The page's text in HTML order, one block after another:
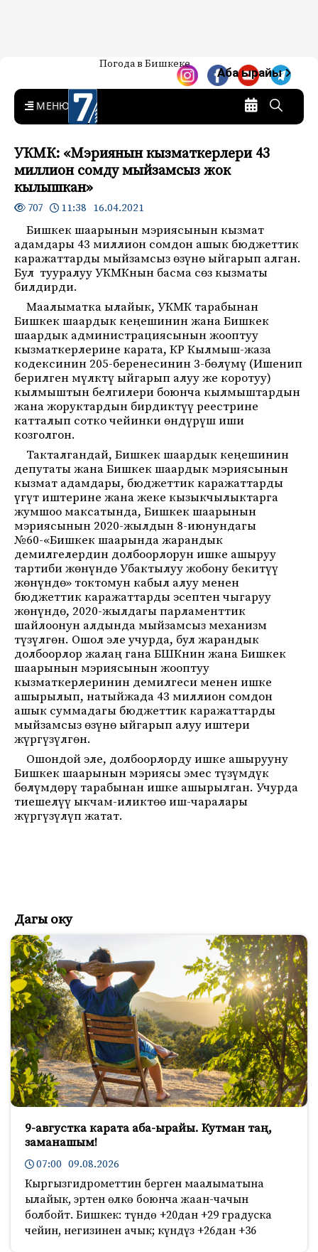
7-канал. Жаңылыктар —
Кыргызстан
Жаңылыктар — Кыргызстан
Погода в Бишкеке
Аба ырайы
MENU
УКМК: «Мэриянын кызматкерлери 43
миллион сомду мыйзамсыз жок
кылышкан»
707 11:38 16.04.2021
Бишкек шаарынын мэриясынын кызмат
адамдары 43 миллион сомдон ашык бюджеттик
каражаттарды мыйзамсыз өзүнө ыйгарып алган.
Бул тууралуу УКМКнын басма сөз кызматы
билдирди.
Маалыматка ылайык, УКМК тарабынан
Бишкек шаардык кеңешинин жана Бишкек
шаардык администрациясынын жооптуу
кызматкерлерине карата, КР Кылмыш-жаза
кодексинин 205-беренесинин 3-бөлүмү (Ишенип
берилген мүлктү ыйгарып алуу же коротуу)
кылмыштын белгилери боюнча кылмыштардын
жана жоруктардын бирдиктүү реестрине
катталып сотко чейинки өндүрүш иши
козголгон.
Такталгандай, Бишкек шаардык кеңешинин
депутаты жана Бишкек шаардык мэриясынын
кызмат адамдары, бюджеттик каражаттарды
үгүт иштерине жана жеке кызыкчылыктарга
жумшоо максатында, Бишкек шаарынын
мэриясынын 2020-жылдын 8-июнундагы
№60-«Бишкек шаарында жарандык
демилгелердин долбоорлорун ишке ашыруу
тартиби жөнүндө Убактылуу жобону бекитүү
жөнүндө» токтомун кабыл алуу менен
бюджеттик каражаттарды эсептен чыгаруу
жөнүндө, 2020-жылдагы парламенттик
шайлоонун алдында мыйзамсыз механизм
түзүлгөн. Ошол эле учурда, бул жарандык
долбоорлор жалаң гана БШКнин жана Бишкек
шаарынын мэриясынын жооптуу
кызматкерлеринин демилгеси менен ишке
ашырылып, натыйжада 43 миллион сомдон
ашык суммадагы бюджеттик каражаттарды
мыйзамсыз өзүнө ыйгарып алуу иштери
жүргүзүлгөн.
Ошондой эле, долбоорлорду ишке ашырууну
Бишкек шаарынын мэриясы эмес түзүмдүк
бөлүмдөрү тарабынан ишке ашырылган. Учурда
тиешелүү ыкчам-иликтөө иш-чаралары
жүргүзүлүп жатат.
Дагы оку
9-августка карата аба-ырайы. Кутман таң,
заманашым!
07:00 09.08.2026
Кыргызгидрометтин берген маалыматына
ылайык, эртен өлкө боюнча жаан-чачын
болбойт. Бишкек: түндө +20дан +29 градуска
чейин, негизинен ачык; күндүз +26дан +36